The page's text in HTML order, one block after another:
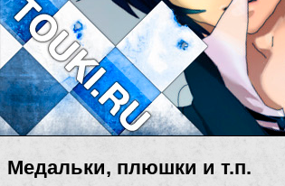
Медальки, плюшки и т.п.